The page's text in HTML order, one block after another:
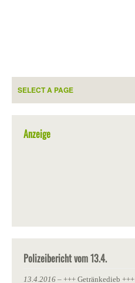
Anzeige
Polizeibericht vom 13.4.
13.4.2016 – +++ Getränkedieb +++